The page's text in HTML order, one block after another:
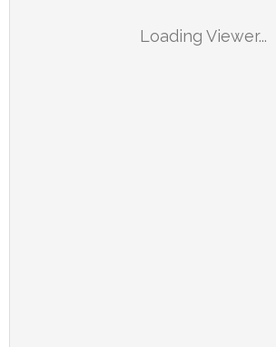
Loading Viewer...